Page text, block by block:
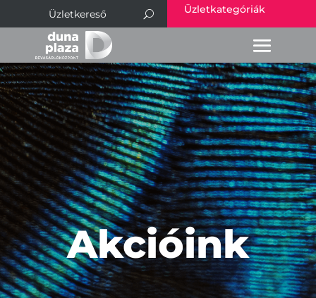
Üzletkategóriák
Akcióink